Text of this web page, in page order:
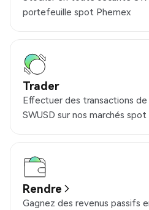
portefeuille spot Phemex
Trader
Effectuer des transactions
SWUSD sur nos marchés
Rendre
Gagnez des revenus passifs